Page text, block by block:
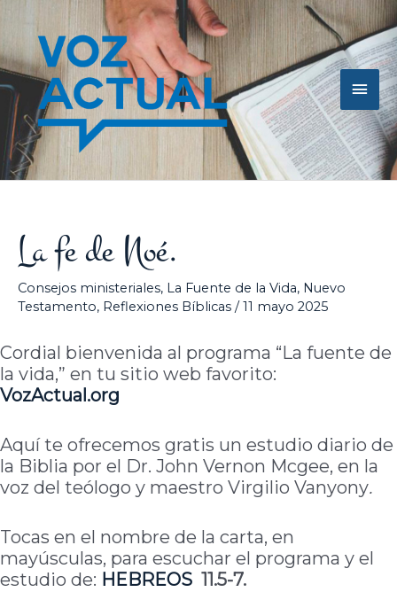
contenido
La fe de Noé.
Consejos ministeriales, La Fuente de la Vida, Nuevo
Testamento, Reflexiones Bíblicas /11 mayo 2025
Cordial bienvenida al programa “La fuente de
la vida,” en tu sitio web favorito:
VozActual.org
Aquí te ofrecemos gratis un estudio diario de
la Biblia por el Dr. John Vernon Mcgee, en la
voz del teólogo y maestro Virgilio Vanyony.
Tocas en el nombre de la carta, en
mayúsculas, para escuchar el programa y el
estudio de: HEBREOS 11.5-7.